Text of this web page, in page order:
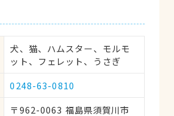
犬、猫、ハムスター、モルモ
ット、フェレット、うさぎ
0248-63-0810
〒962-0063 福島県須賀川市